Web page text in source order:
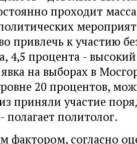
проходит
привлечь к участию
4,5 процента - высокий
на выборах в
20 процентов,
приняли участие
полагает политолог.
фактором, согласно